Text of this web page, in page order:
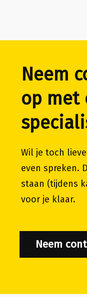
Neem
op met
Wil je toch
even spreken.
staan (tijdens
voor je klaar.
Neem